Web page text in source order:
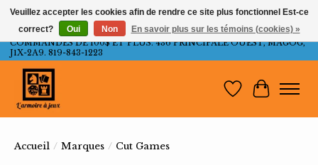
LIVRAISON GRATUITE AU QUÉBEC ET ONTARIO POUR LES
COMMANDES DE 100$ ET PLUS. 436 PRINCIPALE OUEST, MAGOG,
J1X-2A9. 819-843-1223
Liste dePanier
Accueil / Marques / Cut Games
Veuillez accepter les cookies afin de rendre ce site plus fonctionnel Est-ce
correct?
Oui Non En savoir plus sur les témoins (cookies) »